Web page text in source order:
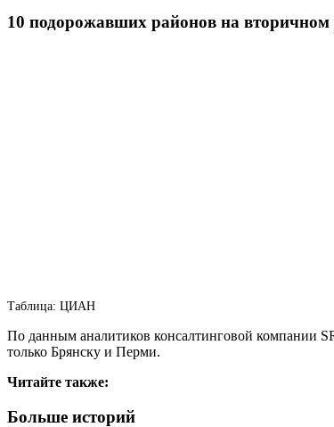
10 подорожавших районов на
Таблица: ЦИАН
По данным аналитиков консалтинговой компании
только Брянску и Перми.
Читайте также:
Больше историй